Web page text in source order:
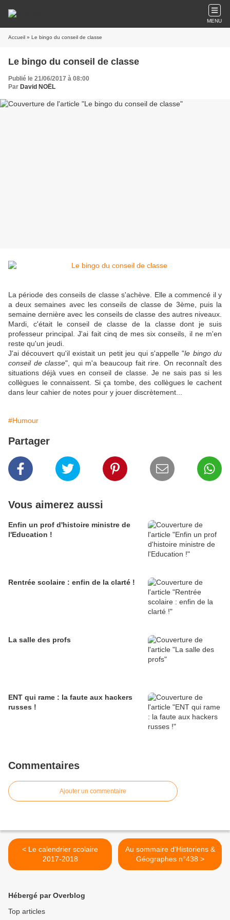
MENU
Accueil » Le bingo du conseil de classe
Le bingo du conseil de classe
Publié le 21/06/2017 à 08:00
Par David NOËL
La période des conseils de classe s'achève. Elle a commencé il y
a deux semaines avec les conseils de classe de 3ème, puis la
semaine dernière avec les conseils de classe des autres niveaux.
Mardi, c'était le conseil de classe de la classe dont je suis
professeur principal. J'ai fait cinq de mes six conseils, il ne m'en
reste qu'un jeudi.
J'ai découvert qu'il existait un petit jeu qui s'appelle "le bingo du
conseil de classe", qui m'a beaucoup fait rire. On reconnaît des
situations déjà vues en conseil de classe. Je ne sais pas si les
collègues le connaissent. Si ça tombe, des collègues le cachent
dans leur cahier de notes pour y jouer discrètement...
#Humour
Partager
Vous aimerez aussi
Enfin un prof d'histoire ministre de
l'Education !
Rentrée scolaire : enfin de la clarté !
La salle des profs
ENT qui rame : la faute aux hackers
russes !
Commentaires
Ajouter un commentaire
< Le calendrier scolaire
2017-2018
Au sommaire d'Historiens &
Géographes n°438 >
Hébergé par Overblog
Top articles